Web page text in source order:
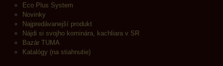
Eco Plus System
Novinky
Najpredávanejší produkt
Nájdi si svojho kominára, kachliara v SR
Bazár TUMA
Katalógy (na stiahnutie)